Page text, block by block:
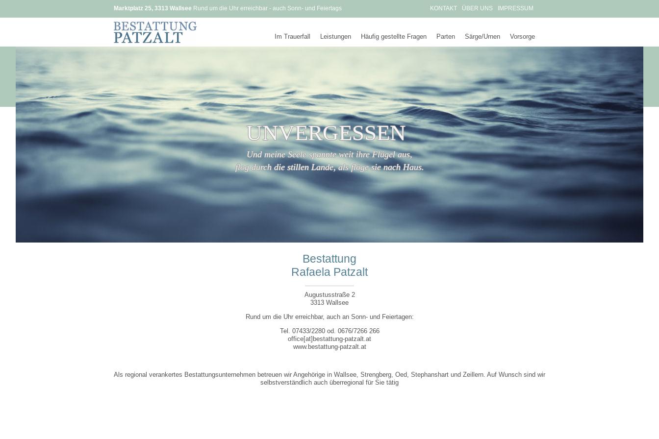
Marktplatz 25, 3313 Wallsee Rund um die Uhr erreichbar - auch Sonn- und Feiertags KONTAKT ÜBER UNS IMPRESSUM
Im Trauerfall Leistungen Häufig gestellte Fragen Parten Särge/Urnen Vorsorge
UNVERGESSEN
Und meine Seele spannte weit ihre Flügel aus,
flog durch die stillen Lande, als flöge sie nach Haus.
Bestattung
Rafaela Patzalt
Augustusstraße 2
3313 Wallsee
Rund um die Uhr erreichbar, auch an Sonn- und Feiertagen:
Tel. 07433/2280 od. 0676/7266 266
office[at]bestattung-patzalt.at
www.bestattung-patzalt.at
Als regional verankertes Bestattungsunternehmen betreuen wir Angehörige in Wallsee, Strengberg, Oed, Stephanshart und Zeillern. Auf Wunsch sind wir
selbstverständlich auch überregional für Sie tätig